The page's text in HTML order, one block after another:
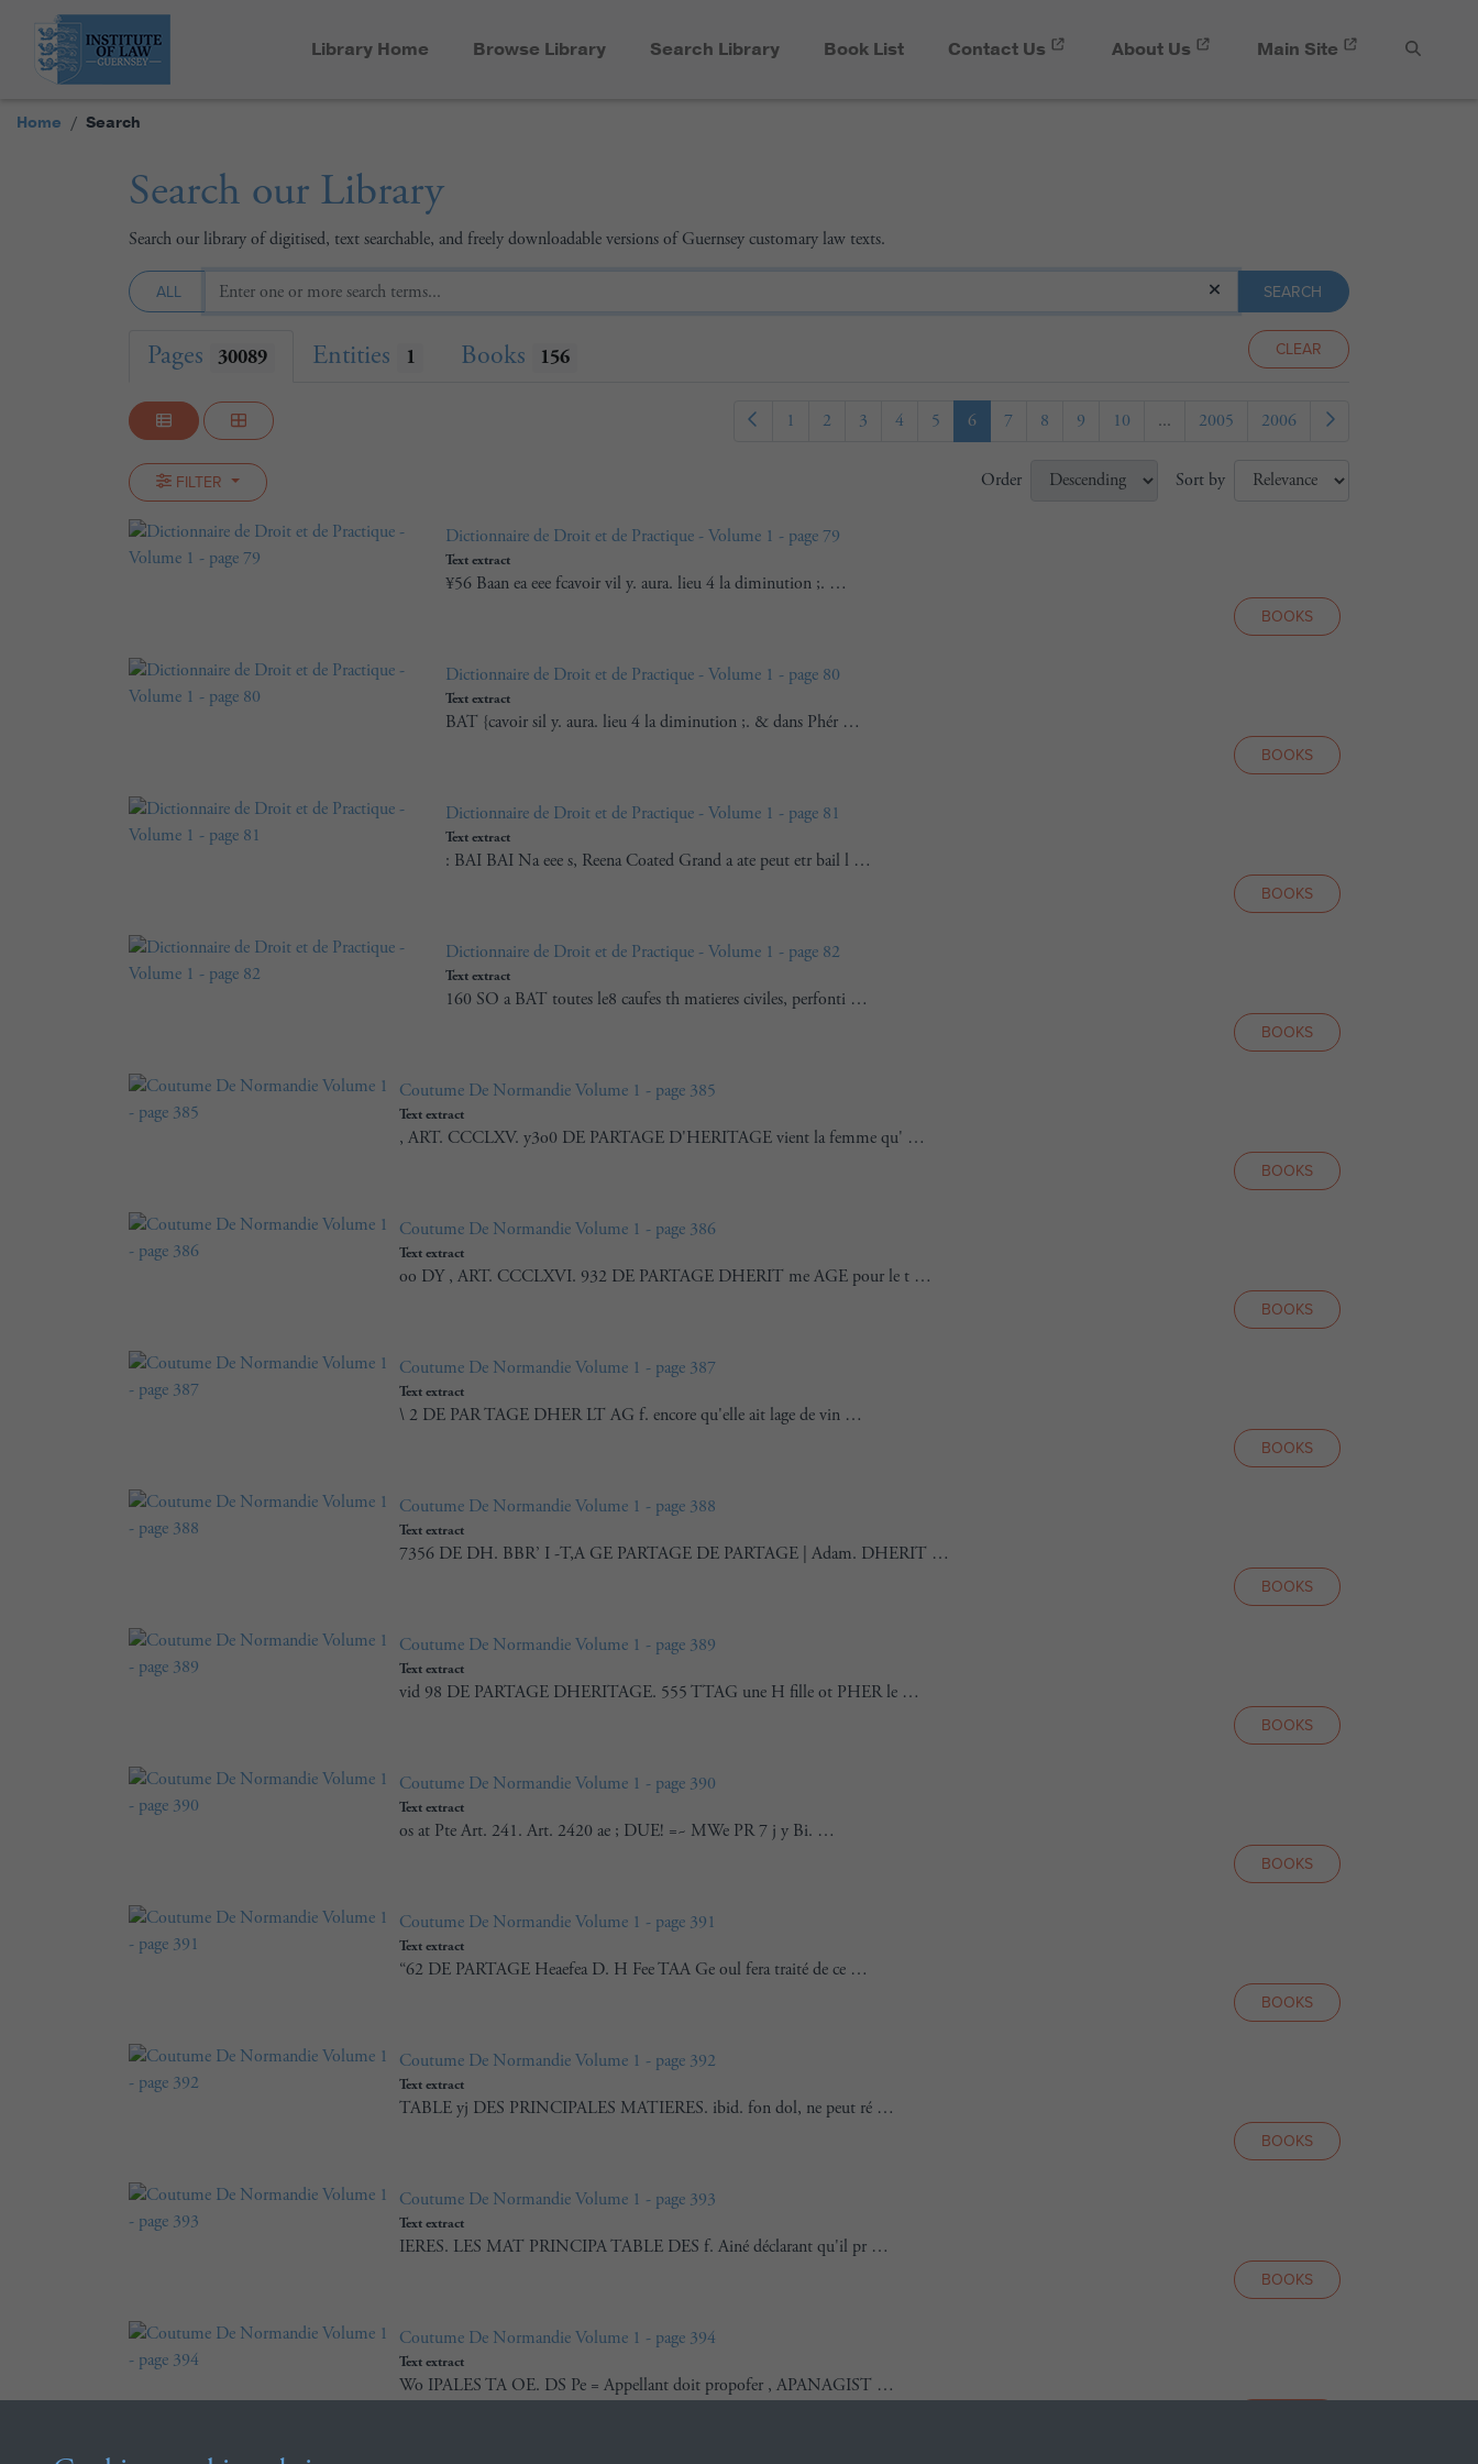
Library Home Browse Library Search Library Book List Contact Us About Us Main Site
Home Search
Search our Library
Search our library of digitised, text searchable, and freely downloadable versions of Guernsey customary law texts.
ALL SEARCH
Pages 30089 Entities 1 Books 156 CLEAR
1 2 3 4 5 6 7 8 9 10 ... 2005 2006
FILTER Order Sort by
Dictionnaire de Droit et de Practique - Volume 1 - page 79
Text extract
¥56 Baan ea eee fcavoir vil y. aura. lieu 4 la diminution ;. …
BOOKS
Dictionnaire de Droit et de Practique - Volume 1 - page 80
Text extract
BAT {cavoir sil y. aura. lieu 4 la diminution ;. & dans Phér …
BOOKS
Dictionnaire de Droit et de Practique - Volume 1 - page 81
Text extract
: BAI BAI Na eee s, Reena Coated Grand a ate peut etr bail l …
BOOKS
Dictionnaire de Droit et de Practique - Volume 1 - page 82
Text extract
160 SO a BAT toutes le8 caufes th matieres civiles, perfonti …
BOOKS
Coutume De Normandie Volume 1 - page 385
Text extract
, ART. CCCLXV. y3o0 DE PARTAGE D'HERITAGE vient la femme qu' …
BOOKS
Coutume De Normandie Volume 1 - page 386
Text extract
oo DY , ART. CCCLXVI. 932 DE PARTAGE DHERIT me AGE pour le t …
BOOKS
Coutume De Normandie Volume 1 - page 387
Text extract
\ 2 DE PAR TAGE DHER LT AG f. encore qu'elle ait lage de vin …
BOOKS
Coutume De Normandie Volume 1 - page 388
Text extract
7356 DE DH. BBR’ I -T,A GE PARTAGE DE PARTAGE | Adam. DHERIT …
BOOKS
Coutume De Normandie Volume 1 - page 389
Text extract
vid 98 DE PARTAGE DHERITAGE. 555 TTAG une H fille ot PHER le …
BOOKS
Coutume De Normandie Volume 1 - page 390
Text extract
os at Pte Art. 241. Art. 2420 ae ; DUE! =~ MWe PR 7 j y Bi. …
BOOKS
Coutume De Normandie Volume 1 - page 391
Text extract
“62 DE PARTAGE Heaefea D. H Fee TAA Ge oul fera traité de ce …
BOOKS
Coutume De Normandie Volume 1 - page 392
Text extract
TABLE yj DES PRINCIPALES MATIERES. ibid. fon dol, ne peut ré …
BOOKS
Coutume De Normandie Volume 1 - page 393
Text extract
IERES. LES MAT PRINCIPA TABLE DES f. Ainé déclarant qu'il pr …
BOOKS
Coutume De Normandie Volume 1 - page 394
Text extract
Wo IPALES TA OE. DS Pe = Appellant doit propofer , APANAGIST …